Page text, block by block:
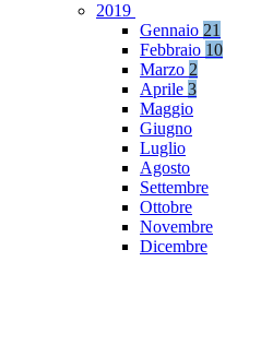
2019
Gennaio 21
Febbraio 10
Marzo 2
Aprile 3
Maggio
Giugno
Luglio
Agosto
Settembre
Ottobre
Novembre
Dicembre